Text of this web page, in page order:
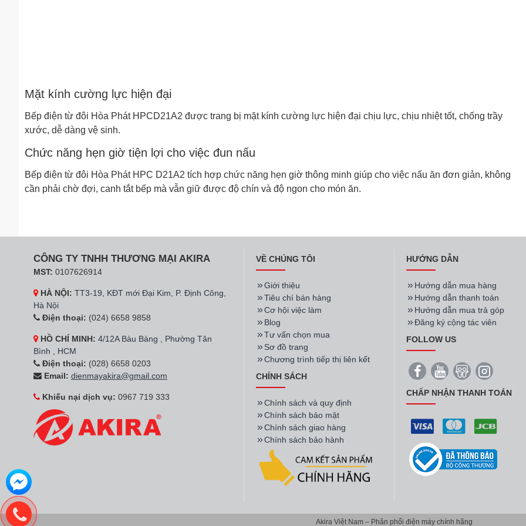
Mặt kính cường lực hiện đại
Bếp điện từ đôi Hòa Phát HPCD21A2 được trang bị mặt kính cường lực hiện đại chịu lực, chịu nhiệt tốt, chống trầy
xước, dễ dàng vệ sinh.
Chức năng hẹn giờ tiện lợi cho việc đun nấu
Bếp điện từ đôi Hòa Phát HPC D21A2 tích hợp chức năng hẹn giờ thông minh giúp cho việc nấu ăn đơn giản, không
cần phải chờ đợi, canh tắt bếp mà vẫn giữ được độ chín và độ ngon cho món ăn.
CÔNG TY TNHH THƯƠNG MẠI AKIRA
MST: 0107626914
HÀ NỘI: TT3-19, KĐT mới Đại Kim, P. Định Công,
Hà Nội
Điện thoại: (024) 6658 9858
HỒ CHÍ MINH: 4/12A Bàu Bàng , Phường Tân
Bình , HCM
Điện thoại: (028) 6658 0203
Email: dienmayakira@gmail.com
Khiếu nại dịch vụ: 0967 719 333
VỀ CHÚNG TÔI
Giới thiệu
Tiêu chí bán hàng
Cơ hội việc làm
Blog
Tư vấn chọn mua
Sơ đồ trang
Chương trình tiếp thị liên kết
CHÍNH SÁCH
Chính sách và quy định
Chính sách bảo mật
Chính sách giao hàng
Chính sách bảo hành
HƯỚNG DẪN
Hướng dẫn mua hàng
Hướng dẫn thanh toán
Hướng dẫn mua trả góp
Đăng ký cộng tác viên
FOLLOW US
CHẤP NHẬN THANH TOÁN
Akira Việt Nam – Phân phối điện máy chính hãng